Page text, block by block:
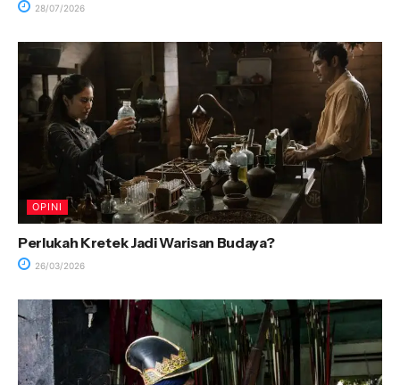
28/07/2026
OPINI
Perlukah Kretek Jadi Warisan Budaya?
26/03/2026